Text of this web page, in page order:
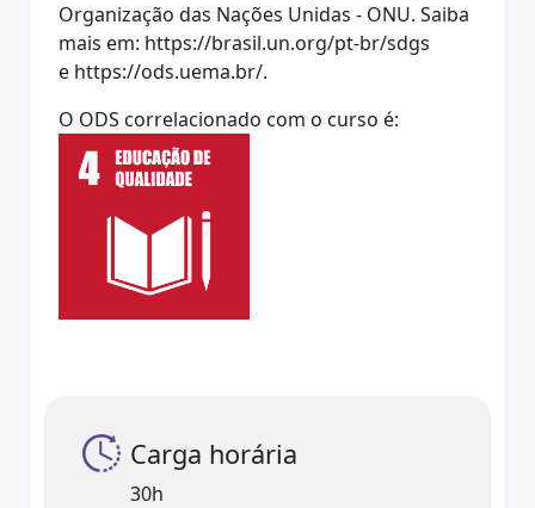
Organização das Nações Unidas - ONU. Saiba
mais em: https://brasil.un.org/pt-br/sdgs
e https://ods.uema.br/.
O ODS correlacionado com o curso é:
Carga horária
30h